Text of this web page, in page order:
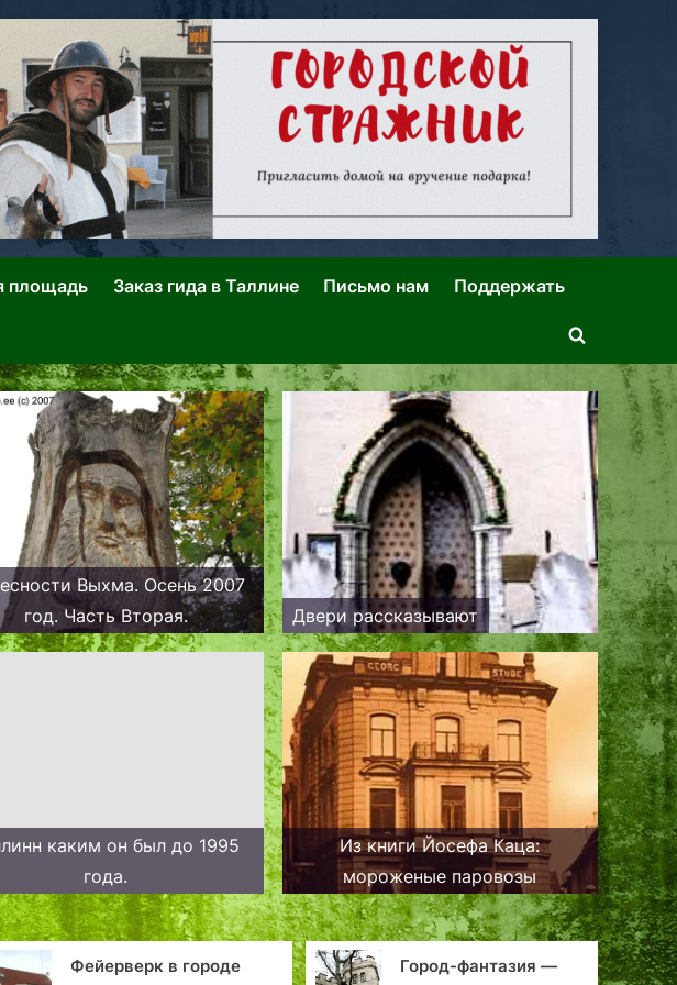
площадь Заказ гида в Таллине Письмо нам Поддержать
Toggle
search
form
Выхма. Осень 2007
год. Часть Вторая.
Двери рассказывают
каким он был до 1995
года.
Из книги Йосефа Каца:
мороженые паровозы
Фейерверк в городе
Город-фантазия —